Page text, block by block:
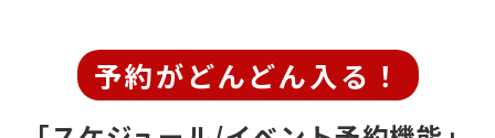
予約がどんどん入る！